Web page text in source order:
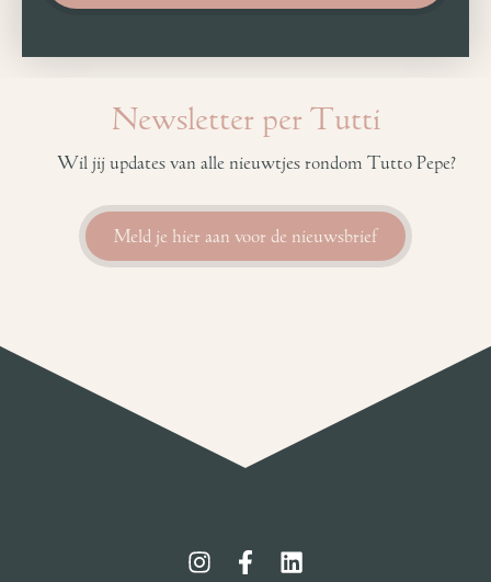
Newsletter per Tutti
Wil jij updates van alle nieuwtjes rondom Tutto Pepe?
Meld je hier aan voor de nieuwsbrief